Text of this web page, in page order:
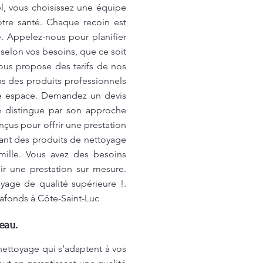
vous choisissez une équipe
santé. Chaque recoin est
Appelez-nous pour planifier
vos besoins, que ce soit
propose des tarifs de nos
des produits professionnels
Demandez un devis
distingue par son approche
pour offrir une prestation
des produits de nettoyage
Vous avez des besoins
une prestation sur mesure.
de qualité supérieure !.
à Côte-Saint-Luc
qui s’adaptent à vos